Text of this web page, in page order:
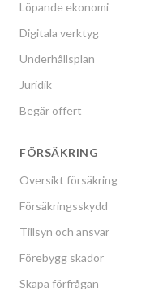
Löpande ekonomi
Digitala verktyg
Underhållsplan
Juridik
Begär offert
FÖRSÄKRING
Översikt försäkring
Försäkringsskydd
Tillsyn och ansvar
Förebygg skador
Skapa förfrågan